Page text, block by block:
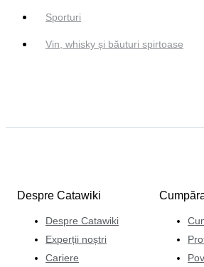
Sporturi
Vin, whisky și băuturi spirtoase
Despre Catawiki
Despre Catawiki
Experții noștri
Cariere